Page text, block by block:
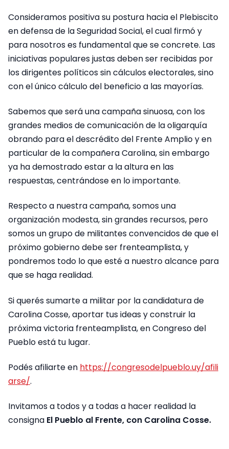
Consideramos positiva su postura hacia el Plebiscito
en defensa de la Seguridad Social, el cual firmó y
para nosotros es fundamental que se concrete. Las
iniciativas populares justas deben ser recibidas por
los dirigentes políticos sin cálculos electorales, sino
con el único cálculo del beneficio a las mayorías.
Sabemos que será una campaña sinuosa, con los
grandes medios de comunicación de la oligarquía
obrando para el descrédito del Frente Amplio y en
particular de la compañera Carolina, sin embargo
ya ha demostrado estar a la altura en las
respuestas, centrándose en lo importante.
Respecto a nuestra campaña, somos una
organización modesta, sin grandes recursos, pero
somos un grupo de militantes convencidos de que el
próximo gobierno debe ser frenteamplista, y
pondremos todo lo que esté a nuestro alcance para
que se haga realidad.
Si querés sumarte a militar por la candidatura de
Carolina Cosse, aportar tus ideas y construir la
próxima victoria frenteamplista, en Congreso del
Pueblo está tu lugar.
Podés afiliarte en https://congresodelpueblo.uy/afili
arse/.
Invitamos a todos y a todas a hacer realidad la
consigna El Pueblo al Frente, con Carolina Cosse.